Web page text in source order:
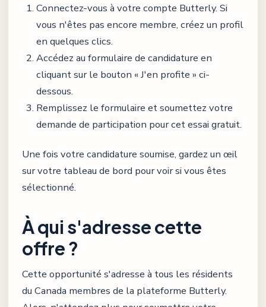
Connectez-vous à votre compte Butterly. Si
vous n'êtes pas encore membre, créez un profil
en quelques clics.
Accédez au formulaire de candidature en
cliquant sur le bouton « J'en profite » ci-
dessous.
Remplissez le formulaire et soumettez votre
demande de participation pour cet essai gratuit.
Une fois votre candidature soumise, gardez un œil
sur votre tableau de bord pour voir si vous êtes
sélectionné.
À qui s'adresse cette
offre ?
Cette opportunité s'adresse à tous les résidents
du Canada membres de la plateforme Butterly.